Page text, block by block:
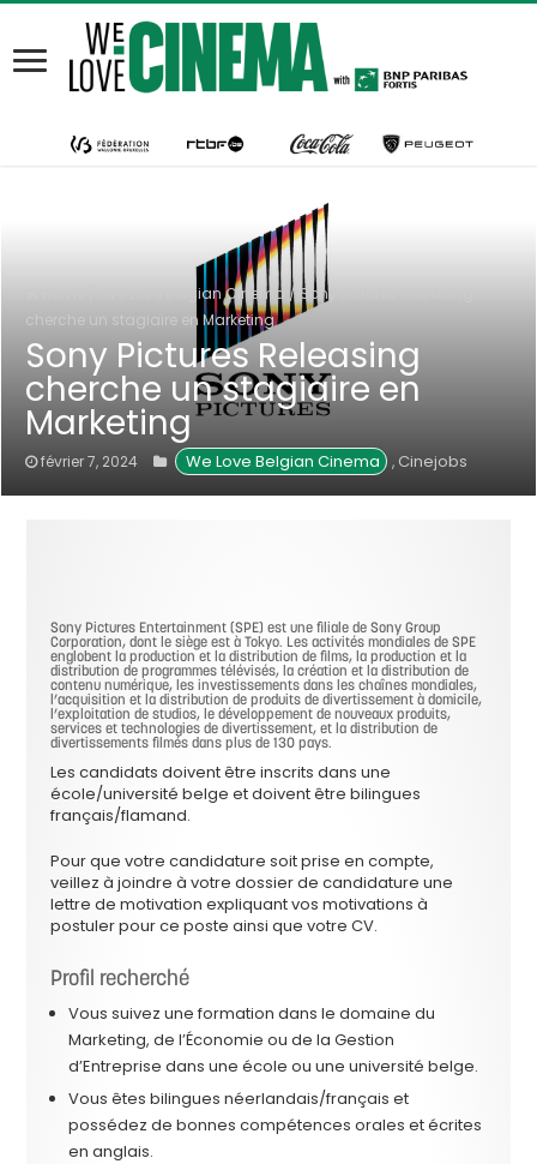
We Love Belgian Cinema / Sony Pictures Releasing
cherche un stagiaire en Marketing
Sony Pictures Releasing
cherche un stagiaire en
Marketing
février 7, 2024 We Love Belgian Cinema , Cinejobs
Sony Pictures Entertainment (SPE) est une filiale de Sony Group
Corporation, dont le siège est à Tokyo. Les activités mondiales de SPE
englobent la production et la distribution de films, la production et la
distribution de programmes télévisés, la création et la distribution de
contenu numérique, les investissements dans les chaînes mondiales,
l’acquisition et la distribution de produits de divertissement à domicile,
l’exploitation de studios, le développement de nouveaux produits,
services et technologies de divertissement, et la distribution de
divertissements filmés dans plus de 130 pays.
Les candidats doivent être inscrits dans une
école/université belge et doivent être bilingues
français/flamand.
Pour que votre candidature soit prise en compte,
veillez à joindre à votre dossier de candidature une
lettre de motivation expliquant vos motivations à
postuler pour ce poste ainsi que votre CV.
Profil recherché
Vous suivez une formation dans le domaine du
Marketing, de l’Économie ou de la Gestion
d’Entreprise dans une école ou une université belge.
Vous êtes bilingues néerlandais/français et
possédez de bonnes compétences orales et écrites
en anglais.